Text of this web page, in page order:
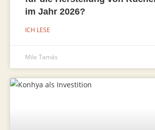
im Jahr 2026?
ICH LESE
Mile Tamás